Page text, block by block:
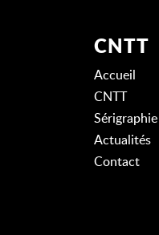
CNTT
Accueil
CNTT
Sérigraphie
Actualités
Contact